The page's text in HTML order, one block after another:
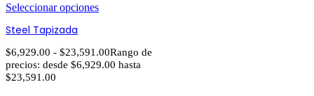
Seleccionar opciones
Steel Tapizada
$6,929.00 - $23,591.00Rango de
precios: desde $6,929.00 hasta
$23,591.00